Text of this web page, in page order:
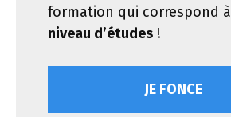
formation qui correspond à
niveau d’études !
JE FONCE